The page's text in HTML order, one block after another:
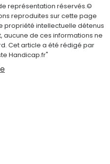
représentation réservés.©
reproduites sur cette page
propriété intellectuelle détenus
aucune de ces informations ne
Cet article a été rédigé par
Handicap.fr"